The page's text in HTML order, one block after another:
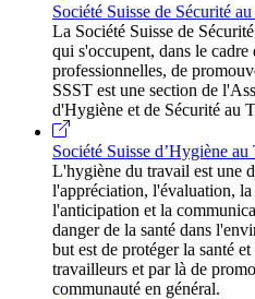
Société Suisse de Sécurité
La Société Suisse de
qui s'occupent, dans le cadre
professionnelles, de
SSST est une section de
d'Hygiène et de Sécurité au
Société Suisse d’Hygiène au
L'hygiène du travail est une
l'appréciation, l'évaluation,
l'anticipation et la
danger de la santé dans
but est de protéger la santé
travailleurs et par là de
communauté en général.